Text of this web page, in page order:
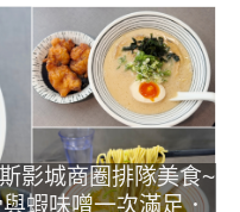
影城商圈排隊美食~
蝦味噌一次滿足．